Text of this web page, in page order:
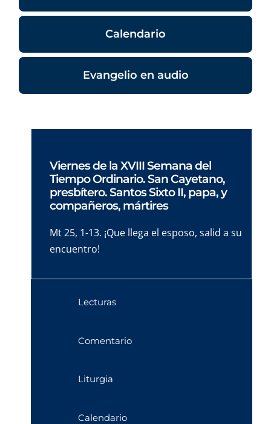
Calendario
Evangelio en audio
Viernes de la XVIII Semana del
Tiempo Ordinario. San Cayetano,
presbítero. Santos Sixto II, papa, y
compañeros, mártires
Mt 25, 1-13. ¡Que llega el esposo, salid a su
encuentro!
Lecturas
Comentario
Liturgia
Calendario